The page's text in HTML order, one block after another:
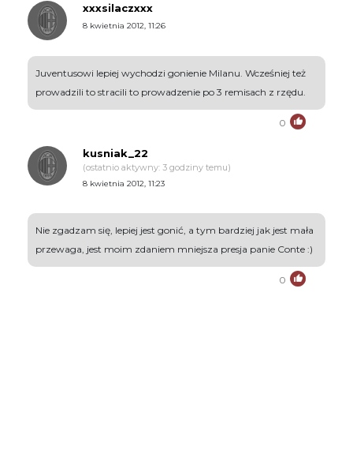
xxxsilaczxxx
8 kwietnia 2012, 11:26
Juventusowi lepiej wychodzi gonienie Milanu. Wcześniej też
prowadzili to stracili to prowadzenie po 3 remisach z rzędu.
0
kusniak_22
(ostatnio aktywny: 3 godziny temu)
8 kwietnia 2012, 11:23
Nie zgadzam się, lepiej jest gonić, a tym bardziej jak jest mała
przewaga, jest moim zdaniem mniejsza presja panie Conte :)
0